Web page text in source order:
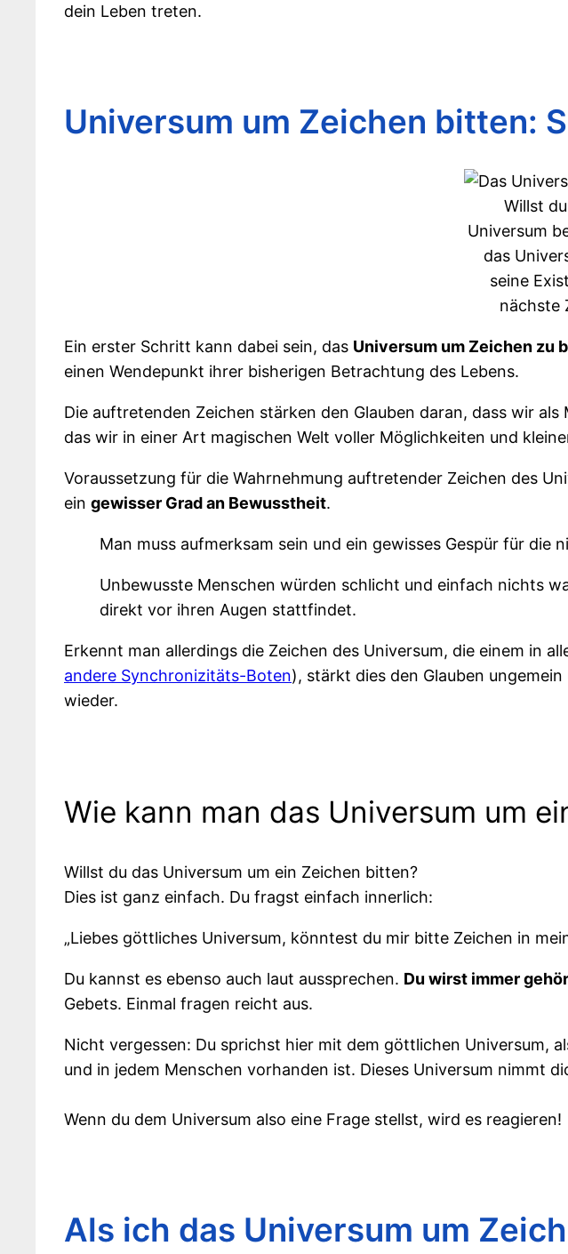
dein Leben treten.
Universum um Zeichen bitten:
Willst
Universum
das
seine
nächste
Ein erster Schritt kann dabei sein, das Universum um Zeichen zu
einen Wendepunkt ihrer bisherigen Betrachtung des Lebens.
Die auftretenden Zeichen stärken den Glauben daran, dass wir
das wir in einer Art magischen Welt voller Möglichkeiten und
Voraussetzung für die Wahrnehmung auftretender Zeichen des
ein gewisser Grad an Bewusstheit.
Man muss aufmerksam sein und ein gewisses Gespür für die
Unbewusste Menschen würden schlicht und einfach nichts
direkt vor ihren Augen stattfindet.
Erkennt man allerdings die Zeichen des Universum, die einem in
andere Synchronizitäts-Boten), stärkt dies den Glauben
wieder.
Wie kann man das Universum um
Willst du das Universum um ein Zeichen bitten?
Dies ist ganz einfach. Du fragst einfach innerlich:
„Liebes göttliches Universum, könntest du mir bitte Zeichen in
Du kannst es ebenso auch laut aussprechen. Du wirst immer
Gebets. Einmal fragen reicht aus.
Nicht vergessen: Du sprichst hier mit dem göttlichen Universum,
und in jedem Menschen vorhanden ist. Dieses Universum nimmt
Wenn du dem Universum also eine Frage stellst, wird es reagieren!
Als ich das Universum um